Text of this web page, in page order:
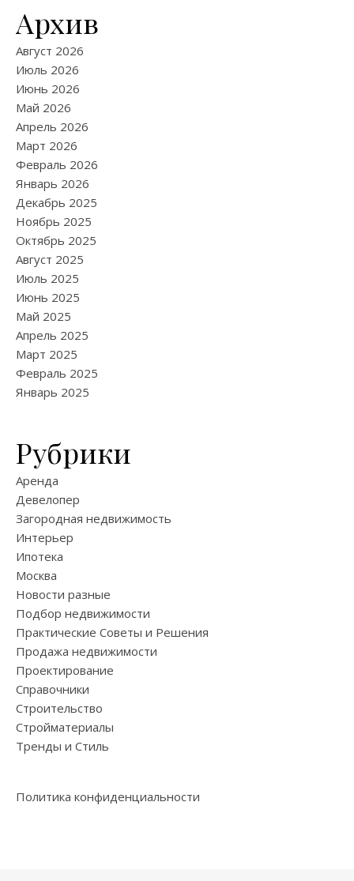
Архив
Август 2026
Июль 2026
Июнь 2026
Май 2026
Апрель 2026
Март 2026
Февраль 2026
Январь 2026
Декабрь 2025
Ноябрь 2025
Октябрь 2025
Август 2025
Июль 2025
Июнь 2025
Май 2025
Апрель 2025
Март 2025
Февраль 2025
Январь 2025
Рубрики
Аренда
Девелопер
Загородная недвижимость
Интерьер
Ипотека
Москва
Новости разные
Подбор недвижимости
Практические Советы и Решения
Продажа недвижимости
Проектирование
Справочники
Строительство
Стройматериалы
Тренды и Стиль
Политика конфиденциальности